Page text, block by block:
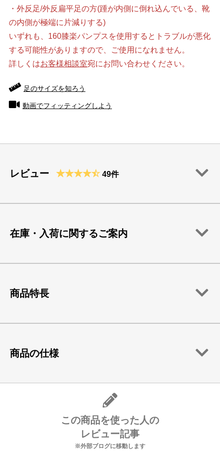
・外反足/外反扁平足の方(踵が内側に倒れ込んでいる、靴
の内側が極端に片減りする)
いずれも、160膝楽パンプスを使用するとトラブルが悪化
する可能性がありますので、ご使用になれません。
詳しくはお客様相談室宛にお問い合わせください。
足のサイズを知ろう
動画でフィッティングしよう
レビュー 49件
在庫・入荷に関するご案内
商品特長
商品の仕様
この商品を使った人の
レビュー記事
※外部ブログに移動します